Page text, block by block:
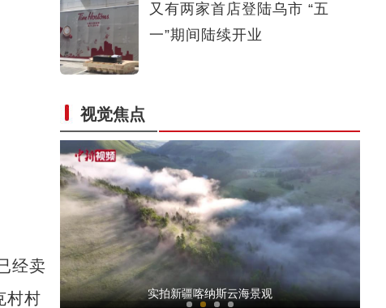
经卖
村村
又有两家首店登陆乌市 “五
一”期间陆续开业
视觉焦点
新疆兵团昆玉市 沙海中的“世外桃源”
实拍新疆喀纳斯云海景观